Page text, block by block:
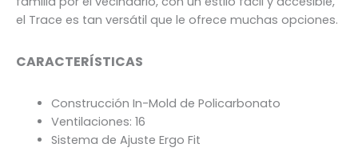
el Trace es tan versátil que le ofrece muchas opciones.
CARACTERÍSTICAS
Construcción In-Mold de Policarbonato
Ventilaciones: 16
Sistema de Ajuste Ergo Fit